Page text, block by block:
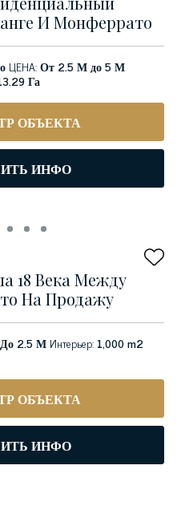
И Монферрато
ЦЕНА:От 2.5 М до 5 М
Га
ОБЪЕКТА
ИНФО
18 Века Между
На Продажу
До 2.5 М Интерьер: 1,000 m2
ОБЪЕКТА
ИНФО